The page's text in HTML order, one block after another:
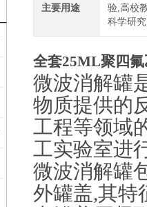
主要用途
验,高校
科学研究
全套25ML聚四
微波消解罐
物质提供的
工程等领域
工实验室进
微波消解罐
外罐盖,其特